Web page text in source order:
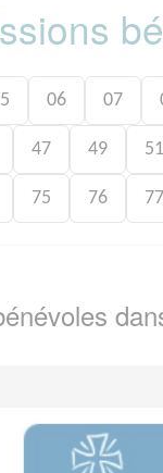
06 07
47 49 51
75 76 77